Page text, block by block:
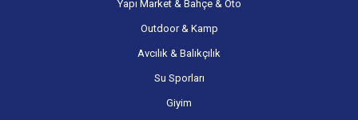
Yapı Market & Bahçe & Oto
Outdoor & Kamp
Avcılık & Balıkçılık
Su Sporları
Giyim